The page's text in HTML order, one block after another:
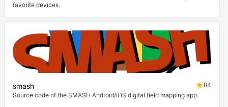
favorite devices.
smash
84
Source code of the SMASH Android/iOS digital field mapping app.